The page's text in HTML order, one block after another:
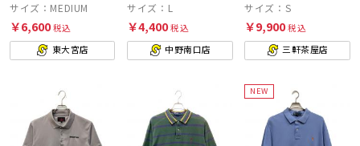
サイズ：MEDIUM
￥6,600税込
東大宮店
サイズ：L
￥4,400税込
中野南口店
サイズ：S
￥9,900税込
三軒茶屋店
NEW